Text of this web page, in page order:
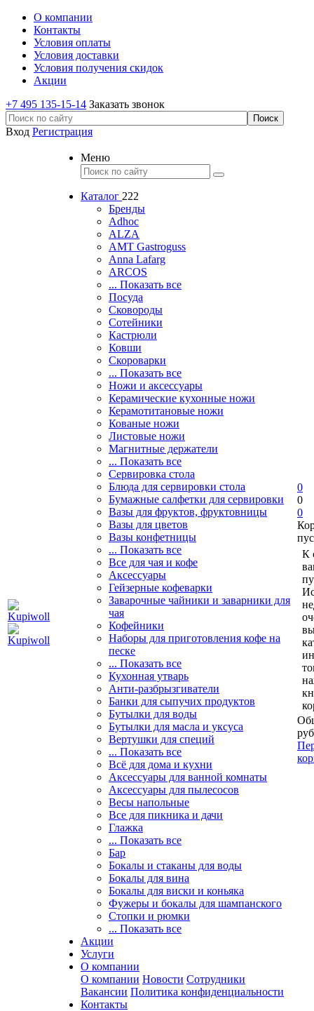
О компании
Контакты
Условия оплаты
Условия доставки
Условия получения скидок
Акции
+7 495 135-15-14 Заказать звонок
Вход Регистрация
Меню
Каталог 222
Бренды
Adhoc
ALZA
AMT Gastroguss
Anna Lafarg
ARCOS
... Показать все
Посуда
Сковороды
Сотейники
Кастрюли
Ковши
Скороварки
... Показать все
Ножи и аксессуары
Керамические кухонные ножи
Керамотитановые ножи
Кованые ножи
Листовые ножи
Магнитные держатели
... Показать все
Сервировка стола
Блюда для сервировки стола
Бумажные салфетки для сервировки
Вазы для фруктов, фруктовницы
Вазы для цветов
Вазы конфетницы
... Показать все
Все для чая и кофе
Аксессуары
Гейзерные кофеварки
Заварочные чайники и заварники для
чая
Кофейники
Наборы для приготовления кофе на
песке
... Показать все
Кухонная утварь
Анти-разбрызгиватели
Банки для сыпучих продуктов
Бутылки для воды
Бутылки для масла и уксуса
Вертушки для специй
... Показать все
Всё для дома и кухни
Аксессуары для ванной комнаты
Аксессуары для пылесосов
Весы напольные
Все для пикника и дачи
Глажка
... Показать все
Бар
Бокалы и стаканы для воды
Бокалы для вина
Бокалы для виски и коньяка
Фужеры и бокалы для шампанского
Стопки и рюмки
... Показать все
Акции
Услуги
О компании
О компании Новости Сотрудники
Вакансии Политика конфиденциальности
Контакты
0
0
0
К